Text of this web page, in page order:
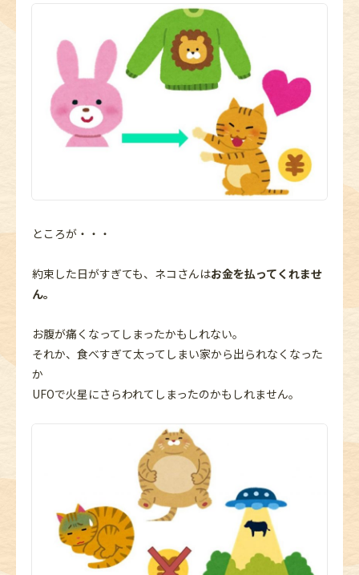
ところが・・・
約束した日がすぎても、ネコさんはお金を払ってくれませ
ん。
お腹が痛くなってしまったかもしれない。
それか、食べすぎて太ってしまい家から出られなくなった
か
UFOで火星にさらわれてしまったのかもしれません。